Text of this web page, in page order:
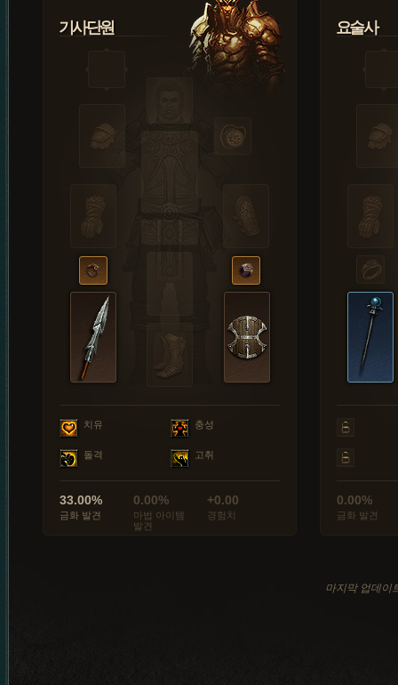
기사단원
치유 충성
돌격 고취
33.00%
금화 발견
0.00%
마법 아이템
발견
+0.00
경험치
요술사
0.00%
금화 발견
마지막 업데이